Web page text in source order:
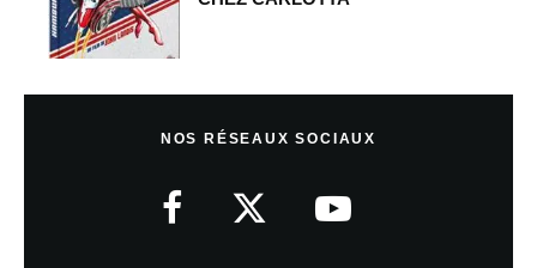
NOS RÉSEAUX SOCIAUX